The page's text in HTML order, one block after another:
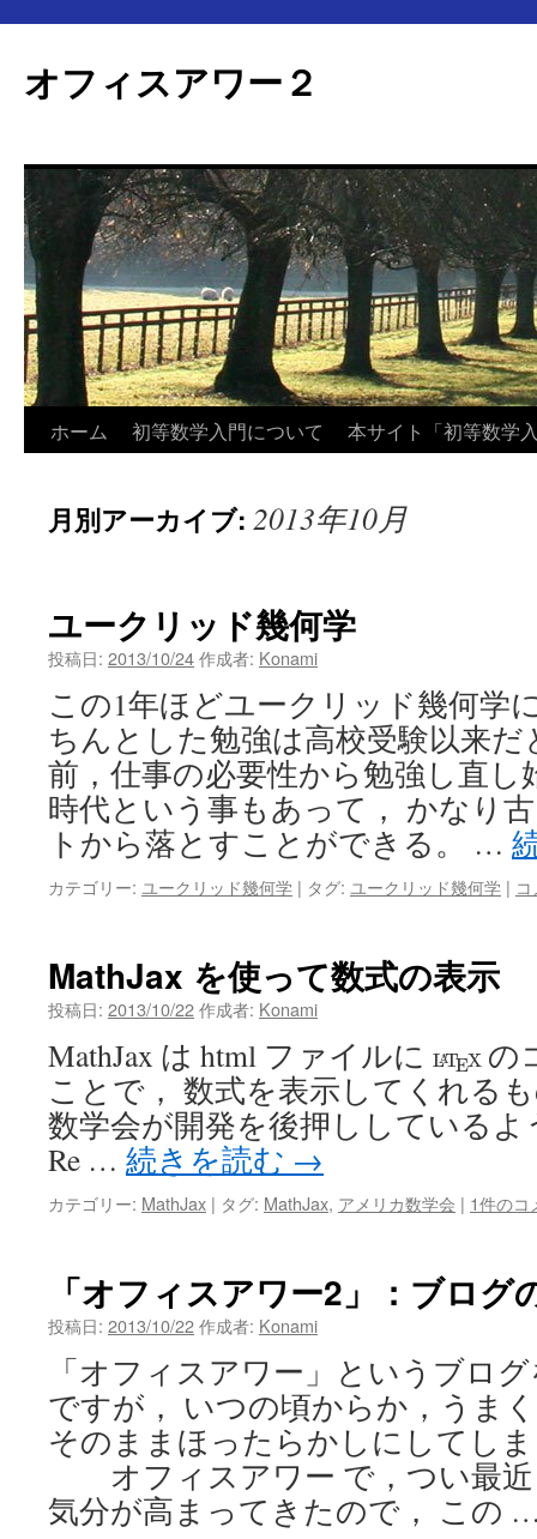
オフィスアワー２
へ
ッ
ホーム 初等数学入門について 本サイト「初等数学
月別アーカイブ: 2013年10月
ユークリッド幾何学
投稿日: 2013/10/24作成者: Konami
この1年ほどユークリッド幾何学
ちんとした勉強は高校受験以来だ
前，仕事の必要性から勉強し直し
時代という事もあって， かなり
トから落とすことができる。 …
カテゴリー: ユークリッド幾何学 | タグ: ユークリッド幾何学 |
MathJax を使って数式の表示
投稿日: 2013/10/22作成者: Konami
MathJax は html ファイルに LATEX
LATE X
の
ことで， 数式を表示してくれる
数学会が開発を後押ししているよ
Re … 続きを読む →
カテゴリー: MathJax | タグ: MathJax, アメリカ数学会 | 1件のコ
「オフィスアワー2」：ブログ
投稿日: 2013/10/22作成者: Konami
「オフィスアワー」というブロ
ですが， いつの頃からか，うま
そのままほったらかしにしてし
オフィスアワー で，つい最近
気分が高まってきたので， この